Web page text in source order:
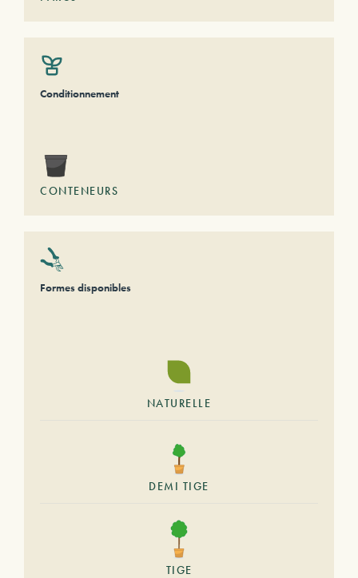
Conditionnement
CONTENEURS
Formes disponibles
NATURELLE
DEMI TIGE
TIGE